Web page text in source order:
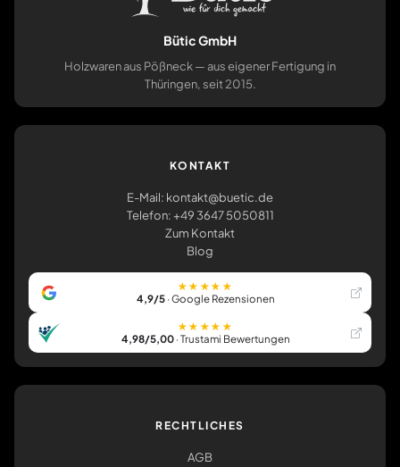
Bütic GmbH
Holzwaren aus Pößneck — aus eigener Fertigung in
Thüringen, seit 2015.
KONTAKT
E-Mail: kontakt@buetic.de
Telefon: +49 3647 5050811
Zum Kontakt
Blog
★★★★★
4,9/5· Google Rezensionen
★★★★★
4,98/5,00· Trustami Bewertungen
RECHTLICHES
AGB